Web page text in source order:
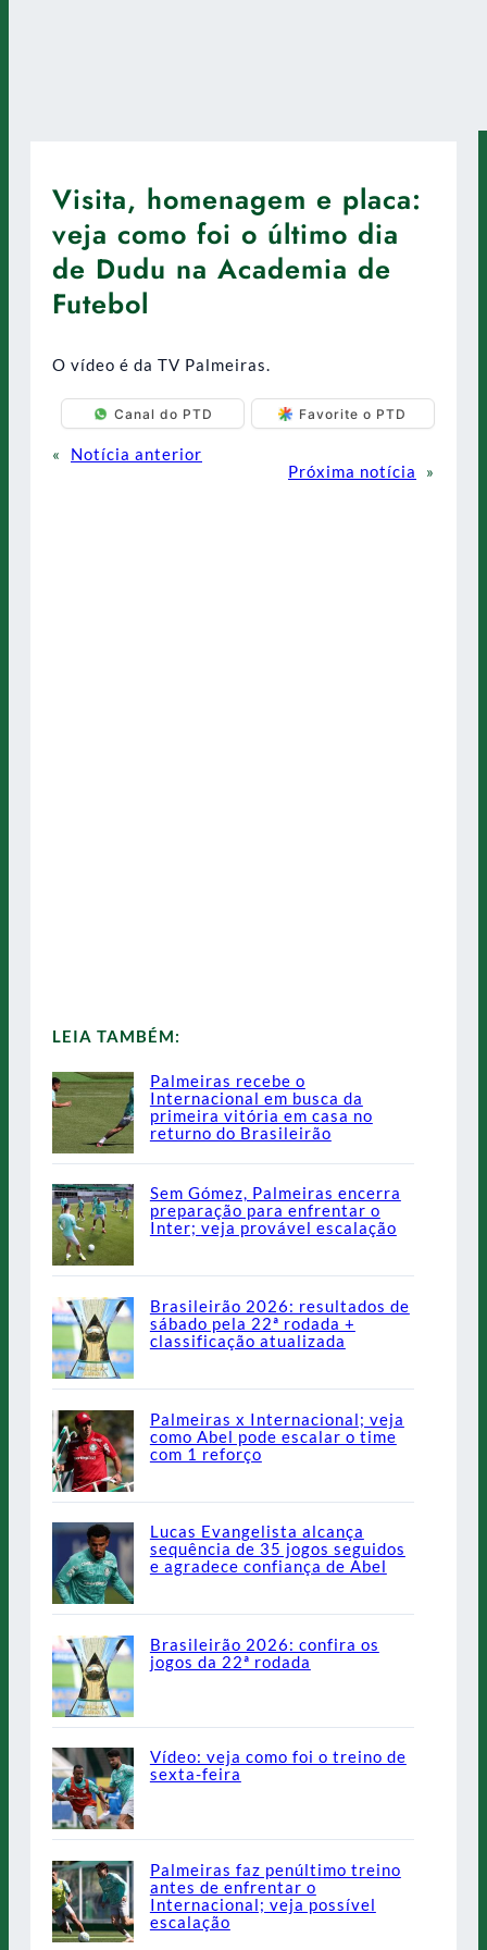
Visita, homenagem e placa:
veja como foi o último dia
de Dudu na Academia de
Futebol
O vídeo é da TV Palmeiras.
Canal do PTD Favorite o PTD
«
Notícia anterior
Próxima notícia
»
LEIA TAMBÉM:
Palmeiras recebe o
Internacional em busca da
primeira vitória em casa no
returno do Brasileirão
Sem Gómez, Palmeiras encerra
preparação para enfrentar o
Inter; veja provável escalação
Brasileirão 2026: resultados de
sábado pela 22ª rodada +
classificação atualizada
Palmeiras x Internacional; veja
como Abel pode escalar o time
com 1 reforço
Lucas Evangelista alcança
sequência de 35 jogos seguidos
e agradece confiança de Abel
Brasileirão 2026: confira os
jogos da 22ª rodada
Vídeo: veja como foi o treino de
sexta-feira
Palmeiras faz penúltimo treino
antes de enfrentar o
Internacional; veja possível
escalação